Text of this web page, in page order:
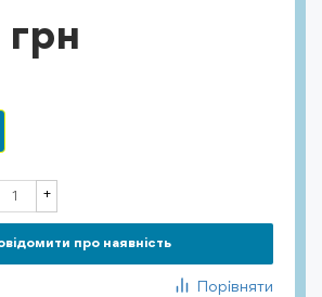
+
про наявність
Порівняти